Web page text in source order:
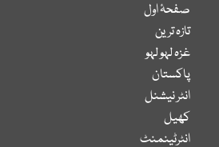
صفحۂ اول
تازہ ترین
غزہ لہو لہو
پاکستان
انٹر نیشنل
کھیل
انٹرٹینمنٹ